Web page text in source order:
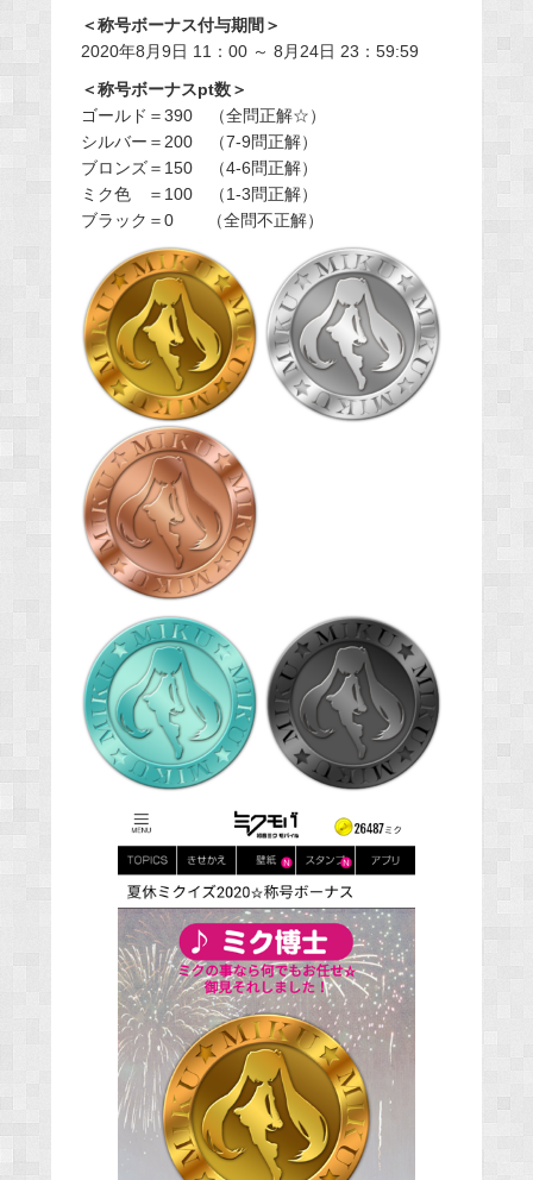
＜称号ボーナス付与期間＞
2020年8月9日 11：00 ～ 8月24日 23：59:59
＜称号ボーナスpt数＞
ゴールド＝390 （全問正解☆）
シルバー＝200 （7-9問正解）
ブロンズ＝150 （4-6問正解）
ミク色 ＝100 （1-3問正解）
ブラック＝0 （全問不正解）